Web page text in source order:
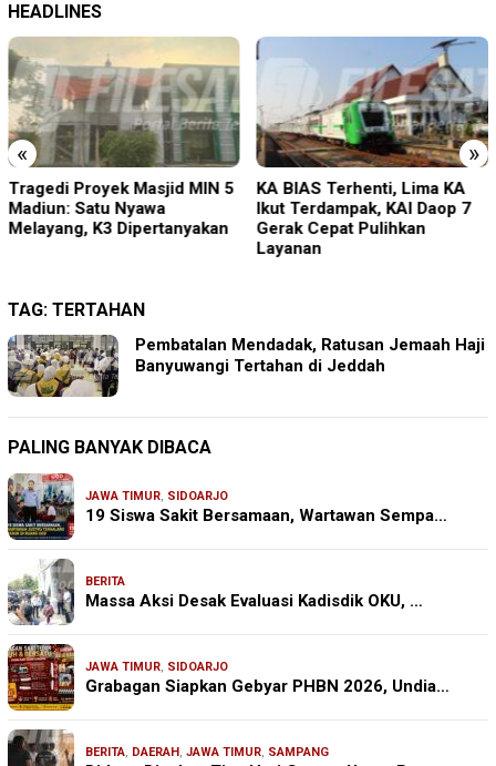
HEADLINES
« »
Tragedi Proyek Masjid MIN 5
Madiun: Satu Nyawa
Melayang, K3 Dipertanyakan
KA BIAS Terhenti, Lima KA
Ikut Terdampak, KAI Daop 7
Gerak Cepat Pulihkan
Layanan
TAG: TERTAHAN
Pembatalan Mendadak, Ratusan Jemaah Haji
Banyuwangi Tertahan di Jeddah
PALING BANYAK DIBACA
JAWA TIMUR, SIDOARJO
19 Siswa Sakit Bersamaan, Wartawan Sempa…
BERITA
Massa Aksi Desak Evaluasi Kadisdik OKU, …
JAWA TIMUR, SIDOARJO
Grabagan Siapkan Gebyar PHBN 2026, Undia…
BERITA, DAERAH, JAWA TIMUR, SAMPANG